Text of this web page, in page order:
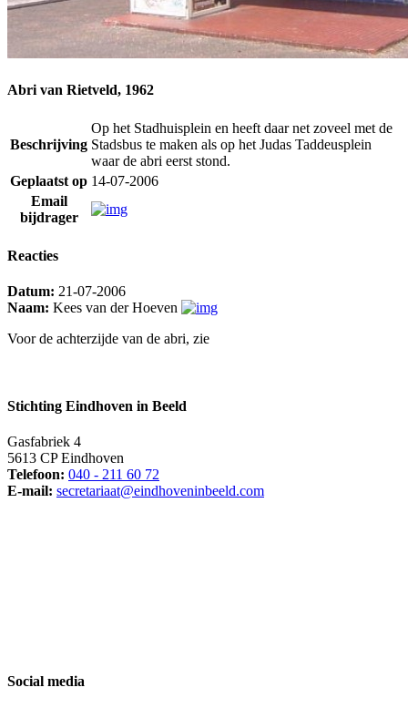
Abri van Rietveld, 1962
Beschrijving
Op het Stadhuisplein en heeft daar net zoveel met de
Stadsbus te maken als op het Judas Taddeusplein
waar de abri eerst stond.
Geplaatst op 14-07-2006
Email
bijdrager
Reacties
Datum: 21-07-2006
Naam: Kees van der Hoeven
Voor de achterzijde van de abri, zie
Stichting Eindhoven in Beeld
Gasfabriek 4
5613 CP Eindhoven
Telefoon: 040 - 211 60 72
E-mail: secretariaat@eindhoveninbeeld.com
Social media